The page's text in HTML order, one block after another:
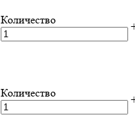
Количество
Количество